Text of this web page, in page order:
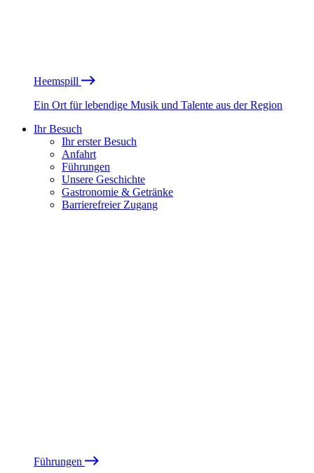
Heemspill
Ein Ort für lebendige Musik und Talente aus der Region
Ihr Besuch
Ihr erster Besuch
Anfahrt
Führungen
Unsere Geschichte
Gastronomie & Getränke
Barrierefreier Zugang
Führungen